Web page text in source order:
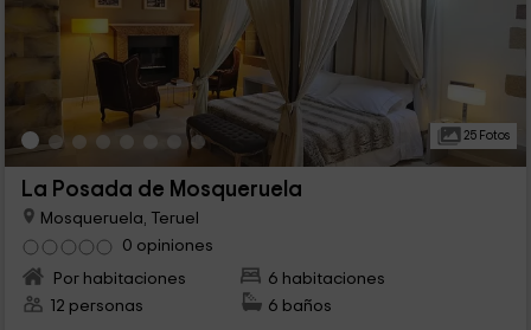
25 Fotos
La Posada de Mosqueruela
Mosqueruela, Teruel
0 opiniones
Por habitaciones
6 habitaciones
12 personas
6 baños